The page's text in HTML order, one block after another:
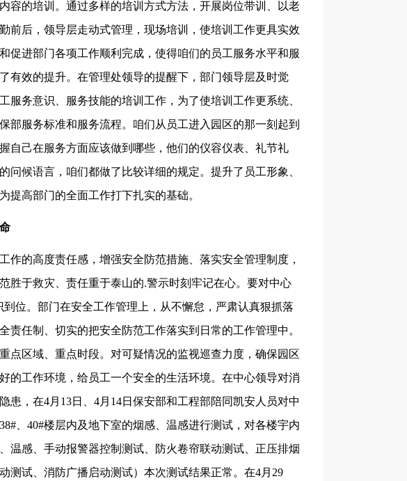
容的培训。通过多样的培训方式方法，开展岗位带训、以老
前后，领导层走动式管理，现场培训，使培训工作更具实效
促进部门各项工作顺利完成，使得咱们的员工服务水平和服
有效的提升。在管理处领导的提醒下，部门领导层及时觉
服务意识、服务技能的培训工作，为了使培训工作更系统、
部服务标准和服务流程。咱们从员工进入园区的那一刻起到
自己在服务方面应该做到哪些，他们的仪容仪表、礼节礼
问候语言，咱们都做了比较详细的规定。提升了员工形象、
提高部门的全面工作打下扎实的基础。
的高度责任感，增强安全防范措施、落实安全管理制度，
胜于救灾、责任重于泰山的.警示时刻牢记在心。要对中心
位。部门在安全工作管理上，从不懈怠，严肃认真狠抓落
责任制、切实的把安全防范工作落实到日常的工作管理中。
点区域、重点时段。对可疑情况的监视巡查力度，确保园区
的工作环境，给员工一个安全的生活环境。在中心领导对消
患，在4月13日、4月14日保安部和工程部陪同凯安人员对中
、40#楼层内及地下室的烟感、温感进行测试，对各楼宇内
温感、手动报警器控制测试、防火卷帘联动测试、正压排烟
测试、消防广播启动测试）本次测试结果正常。在4月29